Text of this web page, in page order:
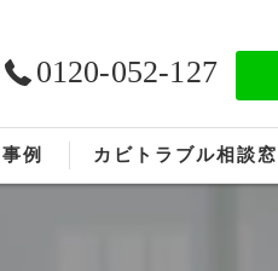
0120-052-127
例 カビトラブル相談窓